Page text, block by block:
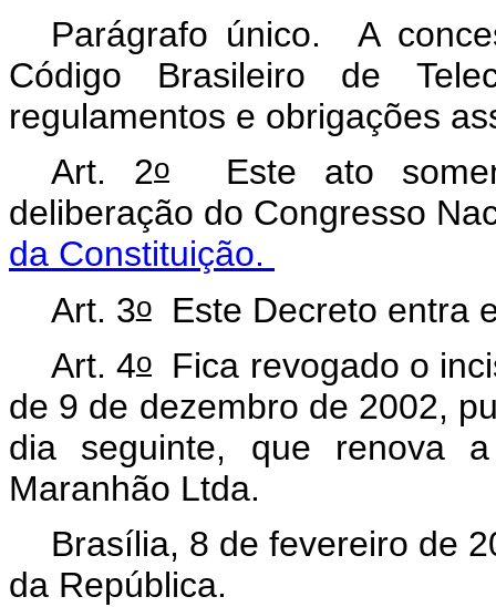
Parágrafo único. A
Código Brasileiro de
regulamentos e obrigações
Art. 2o
Este ato
deliberação do Congresso
da Constituição.
Art. 3oEste Decreto entra
Art. 4o
Fica revogado o
de 9 de dezembro de 2002,
dia seguinte, que renova
Maranhão Ltda.
Brasília, 8 de fevereiro de
da República.